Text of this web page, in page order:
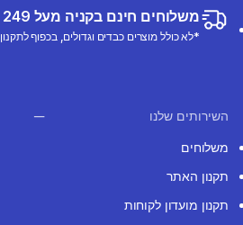
משלוחים חינם בקניה מעל 249 ש"ח
*לא כולל מוצרים כבדים וגדולים, בכפוף לתקנון
השירותים שלנו
משלוחים
תקנון האתר
תקנון מועדון לקוחות